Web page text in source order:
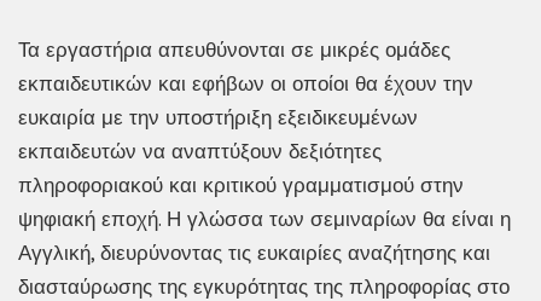
Τα εργαστήρια απευθύνονται σε μικρές ομάδες
εκπαιδευτικών και εφήβων οι οποίοι θα έχουν την
ευκαιρία με την υποστήριξη εξειδικευμένων
εκπαιδευτών να αναπτύξουν δεξιότητες
πληροφοριακού και κριτικού γραμματισμού στην
ψηφιακή εποχή. Η γλώσσα των σεμιναρίων θα είναι η
Αγγλική, διευρύνοντας τις ευκαιρίες αναζήτησης και
διασταύρωσης της εγκυρότητας της πληροφορίας στο